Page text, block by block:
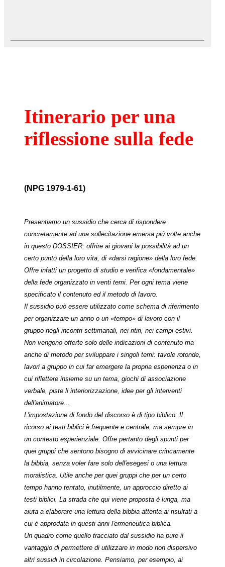
Itinerario per una
riflessione sulla fede
(NPG 1979-1-61)
Presentiamo un sussidio che cerca di rispondere
concretamente ad una sollecitazione emersa più volte anche
in questo DOSSIER: offrire ai giovani la possibilità ad un
certo punto della loro vita, di «darsi ragione» della loro fede.
Offre infatti un progetto di studio e verifica «fondamentale»
della fede organizzato in venti temi. Per ogni tema viene
specificato il contenuto ed il metodo di lavoro.
Il sussidio può essere utilizzato come schema di riferimento
per organizzare un anno o un «tempo» di lavoro con il
gruppo negli incontri settimanali, nei ritiri, nei campi estivi.
Non vengono offerte solo delle indicazioni di contenuto ma
anche di metodo per sviluppare i singoli temi: tavole rotonde,
lavori a gruppo in cui far emergere la propria esperienza o in
cui riflettere insieme su un tema, giochi di associazione
verbale, piste li interiorizzazione, idee per gli interventi
dell'animatore...
L'impostazione di fondo del discorso è di tipo biblico. Il
ricorso ai testi biblici è frequente e centrale, ma sempre in
un contesto esperienziale. Offre pertanto degli spunti per
quei gruppi che sentono bisogno di avvicinare criticamente
la bibbia, senza voler fare solo dell'esegesi o una lettura
moralistica. Utile anche per quei gruppi che per un certo
tempo hanno tentato, inutilmente, un approccio diretto ai
testi biblici. La strada che qui viene proposta è lunga, ma
aiuta a elaborare una lettura della bibbia attenta ai risultati a
cui è approdata in questi anni l'ermeneutica biblica.
Un quadro come quello tracciato dal sussidio ha pure il
vantaggio di permettere di utilizzare in modo non dispersivo
altri sussidi in circolazione. Pensiamo, per esempio, ai